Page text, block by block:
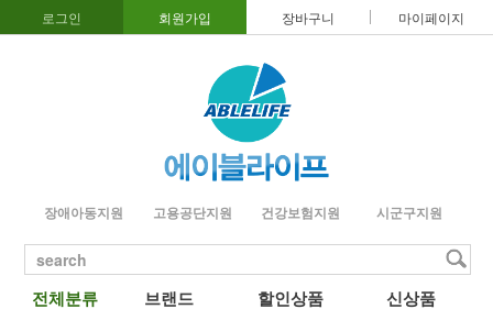
로그인 회원가입 장바구니 마이페이지
장애아동지원 고용공단지원 건강보험지원 시군구지원
search
전체분류 브랜드 할인상품 신상품